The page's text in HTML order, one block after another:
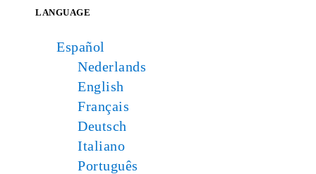
LANGUAGE
Español
Nederlands
English
Français
Deutsch
Italiano
Português